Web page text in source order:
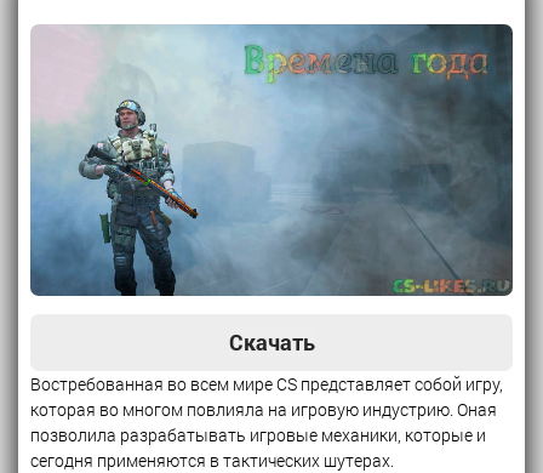
Скачать
Востребованная во всем мире CS представляет собой игру,
которая во многом повлияла на игровую индустрию. Оная
позволила разрабатывать игровые механики, которые и
сегодня применяются в тактических шутерах.